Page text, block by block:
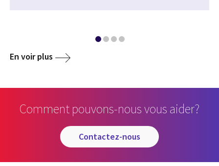
En voir plus
Comment pouvons-nous vous aider?
contactez-nous